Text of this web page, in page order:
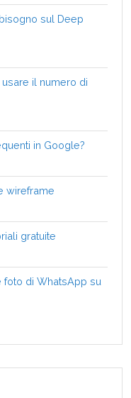
sul Deep
il numero di
in Google?
wireframe
gratuite
foto di WhatsApp su